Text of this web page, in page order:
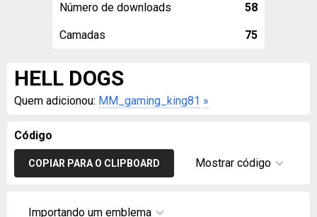
Número de downloads 58
Camadas 75
HELL DOGS
Quem adicionou: MM_gaming_king81 »
Código
COPIAR PARA O CLIPBOARD Mostrar código
Importando um emblema